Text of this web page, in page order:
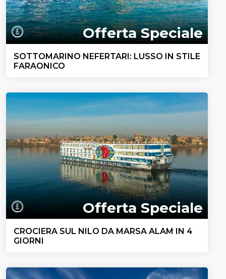
Offerta Speciale
SOTTOMARINO NEFERTARI: LUSSO IN STILE
FARAONICO
Offerta Speciale
CROCIERA SUL NILO DA MARSA ALAM IN 4
GIORNI